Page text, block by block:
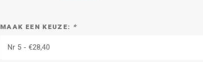
MAAK EEN KEUZE: *
Nr 5 - €28,40